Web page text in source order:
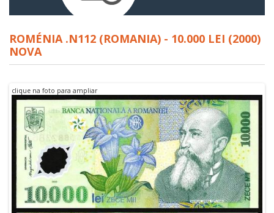
ROMÉNIA .N112 (ROMANIA) - 10.000 LEI (2000)
NOVA
clique na foto para ampliar